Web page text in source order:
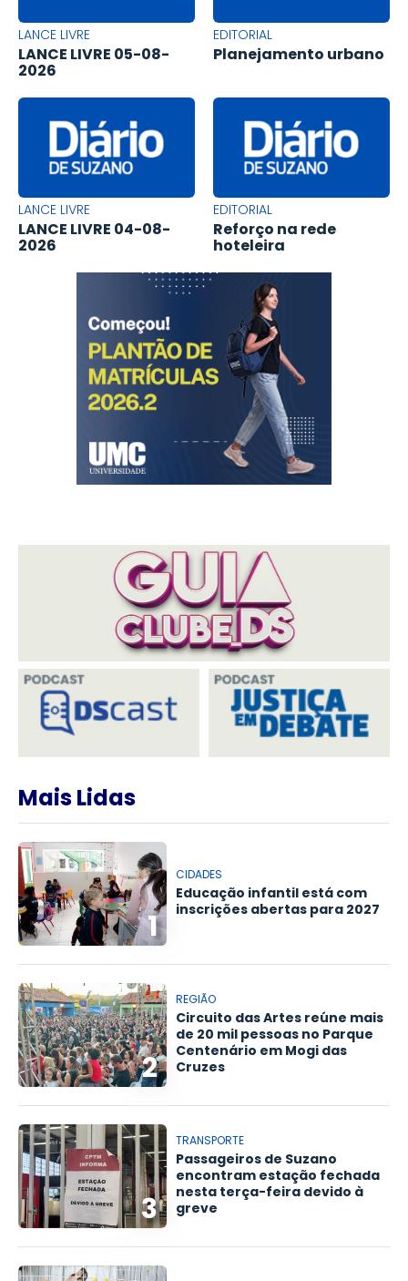
LANCE LIVRE
LANCE LIVRE 05-08-
2026
EDITORIAL
Planejamento urbano
LANCE LIVRE
LANCE LIVRE 04-08-
2026
EDITORIAL
Reforço na rede
hoteleira
Mais Lidas
1
CIDADES
Educação infantil está com
inscrições abertas para 2027
2
REGIÃO
Circuito das Artes reúne mais
de 20 mil pessoas no Parque
Centenário em Mogi das
Cruzes
3
TRANSPORTE
Passageiros de Suzano
encontram estação fechada
nesta terça-feira devido à
greve